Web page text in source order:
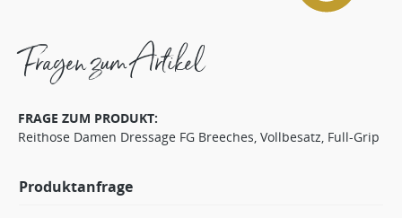
Fragen zum Artikel
FRAGE ZUM PRODUKT:
Reithose Damen Dressage FG Breeches, Vollbesatz, Full-Grip
Produktanfrage